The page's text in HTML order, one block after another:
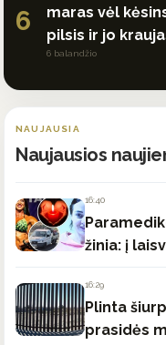
6
maras vėl
pilsis ir jo
6 balandžio
NAUJAUSIA
Naujausios
16:40
žinia: į
16:29
Plinta
prasidės